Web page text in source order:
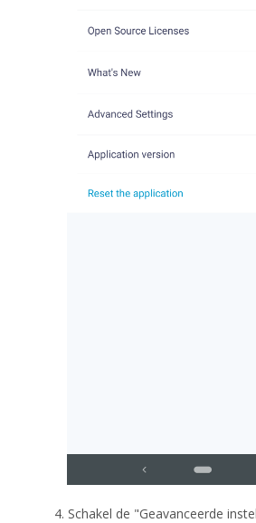
4. Schakel de "Geavanceerde